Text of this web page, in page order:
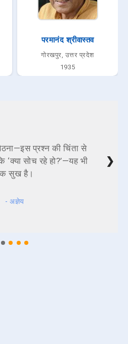
परमानंद श्रीवास्तव
गोरखपुर, उत्तर प्रदेश
1935
प्रश्न की चिंता से
‘क्या सोच रहे हो?’—यह भी
सुख है।
- अज्ञेय
❯